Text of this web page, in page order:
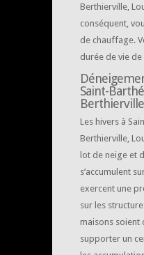
Berthierville,
conséquent,
de chauffage.
durée de vie
Saint-
Les hivers à
Berthierville,
lot de neige et
s’accumulent
exercent une
sur les
maisons soient
supporter un